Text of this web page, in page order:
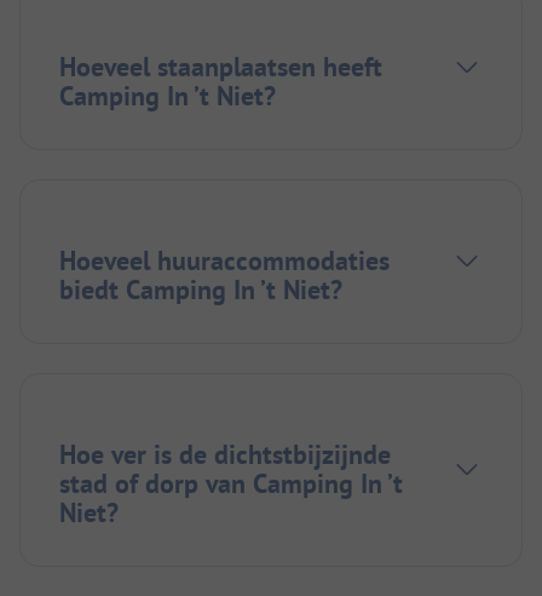
Hoeveel staanplaatsen heeft
Camping In ’t Niet?
Hoeveel huuraccommodaties
biedt Camping In ’t Niet?
Hoe ver is de dichtstbijzijnde
stad of dorp van Camping In ’t
Niet?